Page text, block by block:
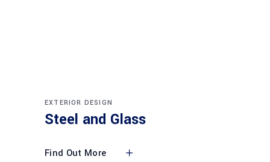
EXTERIOR DESIGN
Steel and Glass
Find Out More